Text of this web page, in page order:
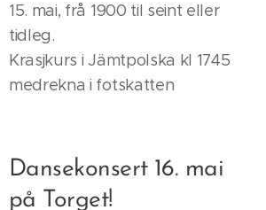
15. mai, frå 1900 til seint eller
tidleg.
Krasjkurs i Jämtpolska kl 1745
medrekna i fotskatten
Dansekonsert 16. mai
på Torget!